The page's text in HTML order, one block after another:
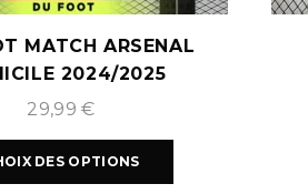
MATCH ARSENAL
2024/2025
29,99€
DES OPTIONS